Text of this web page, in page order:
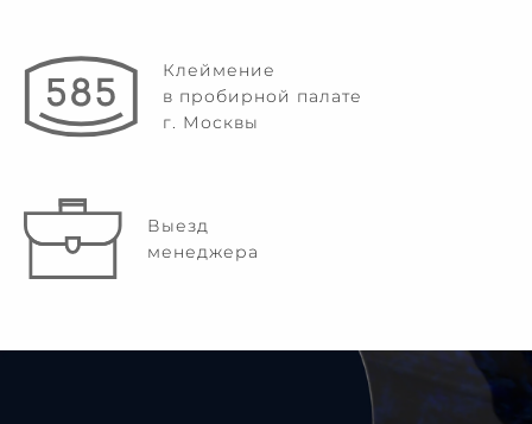
Клеймение
в пробирной палате
г. Москвы
Выезд
менеджера